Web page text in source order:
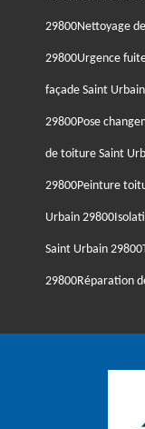
29800Nettoyage
29800Urgence
façade Saint
29800Pose
de toiture Saint
29800Peinture
Urbain 29800
Saint Urbain 29800
29800Réparation